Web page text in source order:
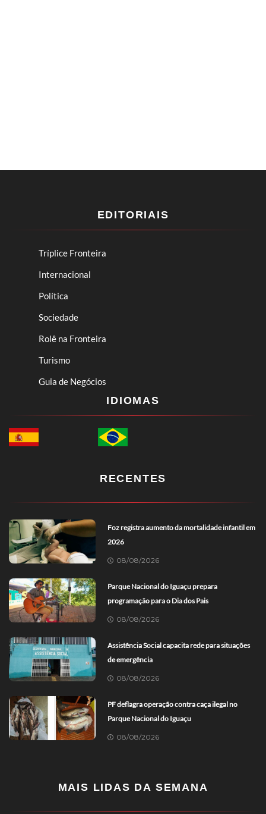
EDITORIAIS
Tríplice Fronteira
Internacional
Política
Sociedade
Rolê na Fronteira
Turismo
Guia de Negócios
IDIOMAS
RECENTES
Foz registra aumento da mortalidade infantil em
2026
08/08/2026
Parque Nacional do Iguaçu prepara
programação para o Dia dos Pais
08/08/2026
Assistência Social capacita rede para situações
de emergência
08/08/2026
PF deflagra operação contra caça ilegal no
Parque Nacional do Iguaçu
08/08/2026
MAIS LIDAS DA SEMANA